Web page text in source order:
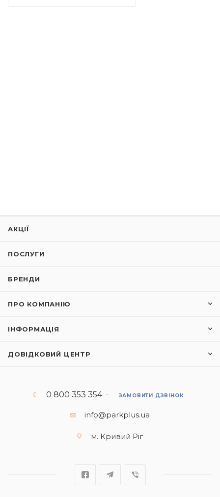
АКЦІЇ
ПОСЛУГИ
БРЕНДИ
ПРО КОМПАНІЮ
ІНФОРМАЦІЯ
ДОВІДКОВИЙ ЦЕНТР
0 800 353 354 ЗАМОВИТИ ДЗВІНОК
info@parkplus.ua
м. Кривий Ріг